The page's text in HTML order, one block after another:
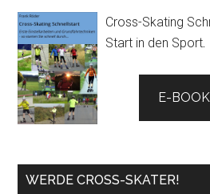
Cross-Skating
Start in den Sport.
E-
WERDE CROSS-SKATER!